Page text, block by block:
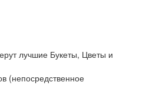
лучшие Букеты, Цветы и
(непосредственное